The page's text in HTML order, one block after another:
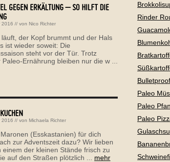
GEGEN ERKÄLTUNG – SO HILFT DIE
2016 // von Nico Richter
läuft, der Kopf brummt und der Hals
ist wieder soweit: Die
steht vor der Tür. Trotz
Ernährung bleiben nur die w ...
2016 // von Michaela Richter
(Esskastanien) für dich
zur Adventszeit dazu? Wir lieben
einem der kleinen Stände frisch zu
auf den Straßen plötzlich ... mehr
Rinder
Paleo
Paleo
Paleo